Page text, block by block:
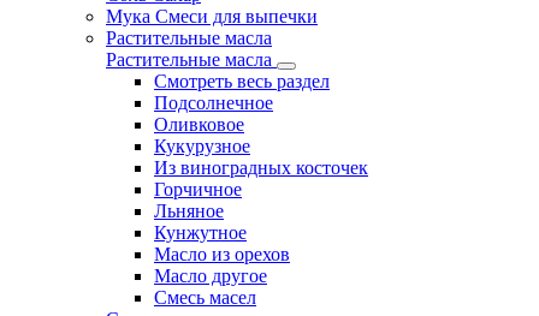
Мука Смеси для выпечки
Растительные масла
Растительные масла
Смотреть весь раздел
Подсолнечное
Оливковое
Кукурузное
Из виноградных косточек
Горчичное
Льняное
Кунжутное
Масло из орехов
Масло другое
Смесь масел